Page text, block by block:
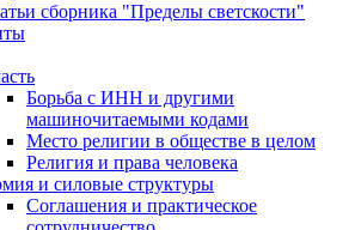
сборника "Пределы светскости"
Борьба с ИНН и другими
машиночитаемыми кодами
Место религии в обществе в целом
Религия и права человека
и силовые структуры
Соглашения и практическое